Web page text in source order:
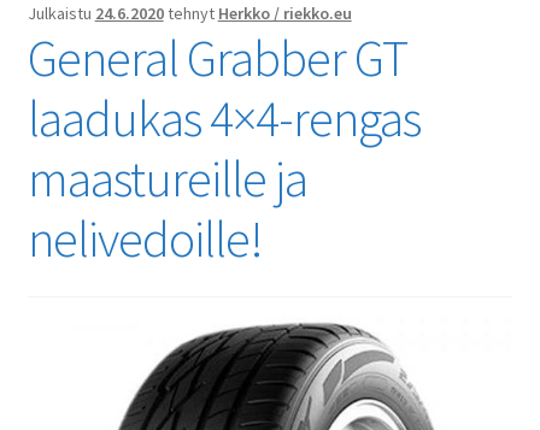
Yhteys
Julkaistu 24.6.2020tehnyt Herkko / riekko.eu
General Grabber GT
laadukas 4×4-rengas
maastureille ja
nelivedoille!